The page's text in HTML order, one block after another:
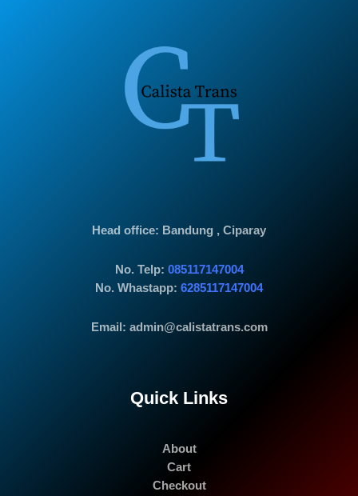
Head office: Bandung , Ciparay
No. Telp: 085117147004
No. Whastapp: 6285117147004
Email: admin@calistatrans.com
Quick Links
About
Cart
Checkout